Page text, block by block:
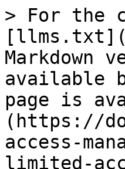
> For the
Markdown
available
page is
(https://
access-
limited-